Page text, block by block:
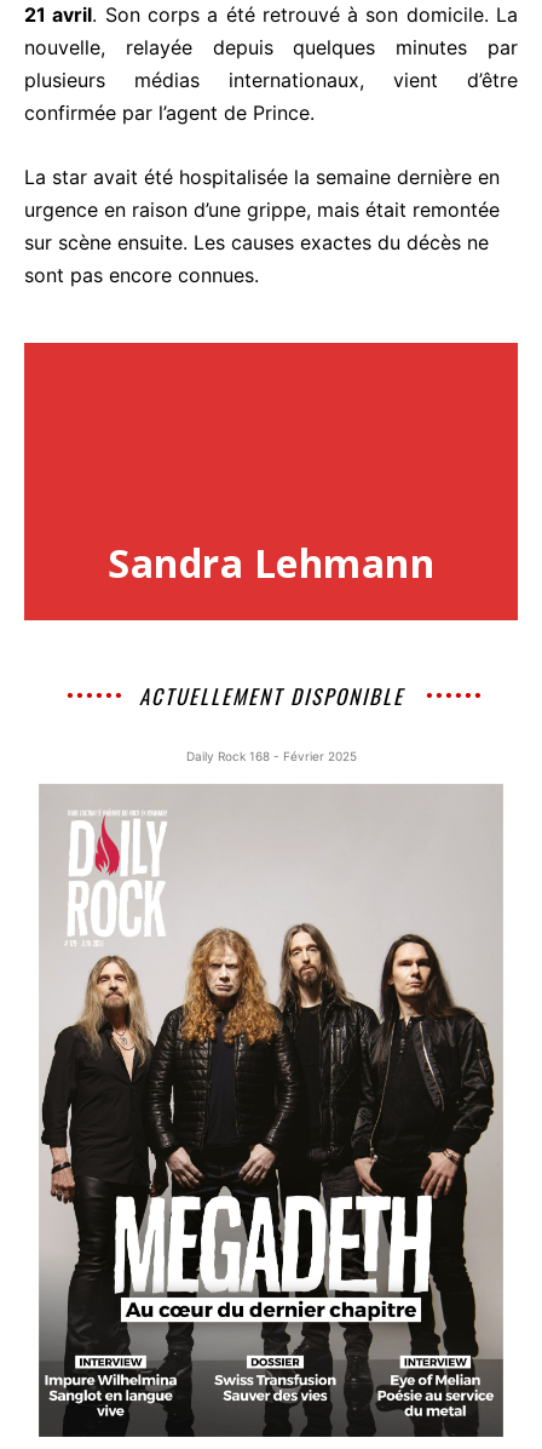
21 avril. Son corps a été retrouvé à son domicile. La
nouvelle, relayée depuis quelques minutes par
plusieurs médias internationaux, vient d’être
confirmée par l’agent de Prince.
La star avait été hospitalisée la semaine dernière en
urgence en raison d’une grippe, mais était remontée
sur scène ensuite. Les causes exactes du décès ne
sont pas encore connues.
Sandra Lehmann
ACTUELLEMENT DISPONIBLE
Daily Rock 168 - Février 2025